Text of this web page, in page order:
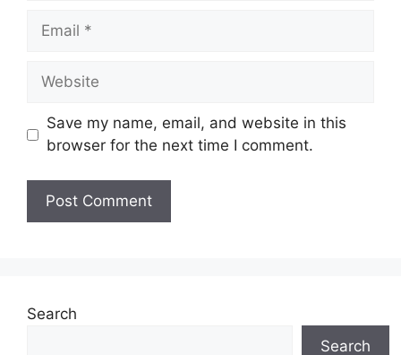
Email
Website
Save my name, email, and website in this
browser for the next time I comment.
Search
Search